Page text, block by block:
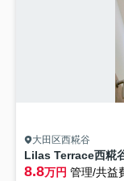
大田区西糀谷
Lilas Terrace西糀
8.8万円 管理/共益